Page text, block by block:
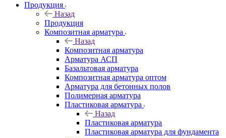
Продукция
Назад
Продукция
Композитная арматура
Назад
Композитная арматура
Арматура АСП
Базальтовая арматура
Композитная арматура оптом
Арматура для бетонных полов
Полимерная арматура
Пластиковая арматура
Назад
Пластиковая арматура
Пластиковая арматура для фундамента